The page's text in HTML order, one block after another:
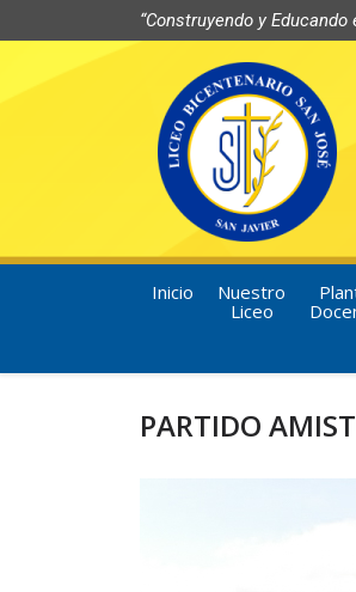
“Construyendo y Educando
Inicio
Nuestro
Liceo
PARTIDO